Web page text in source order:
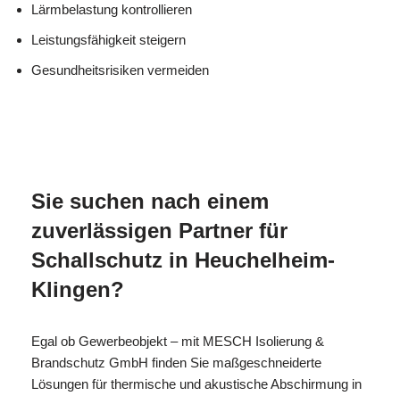
Lärmbelastung kontrollieren
Leistungsfähigkeit steigern
Gesundheitsrisiken vermeiden
Sie suchen nach einem
zuverlässigen Partner für
Schallschutz in Heuchelheim-
Klingen?
Egal ob Gewerbeobjekt – mit MESCH Isolierung &
Brandschutz GmbH finden Sie maßgeschneiderte
Lösungen für thermische und akustische Abschirmung in